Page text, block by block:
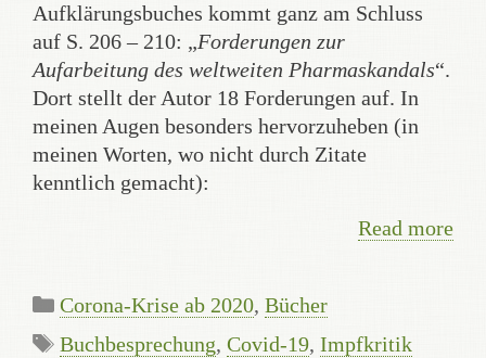
Aufklärungsbuches kommt ganz am Schluss
auf S. 206 – 210: „Forderungen zur
Aufarbeitung des weltweiten Pharmaskandals“.
Dort stellt der Autor 18 Forderungen auf. In
meinen Augen besonders hervorzuheben (in
meinen Worten, wo nicht durch Zitate
kenntlich gemacht):
Read more
Categories
Corona-Krise ab 2020, Bücher
Tags
Buchbesprechung, Covid-19, Impfkritik